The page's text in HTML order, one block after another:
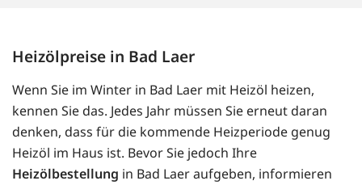
Heizölpreise in Bad Laer
Wenn Sie im Winter in Bad Laer mit Heizöl heizen,
kennen Sie das. Jedes Jahr müssen Sie erneut daran
denken, dass für die kommende Heizperiode genug
Heizöl im Haus ist. Bevor Sie jedoch Ihre
Heizölbestellung in Bad Laer aufgeben, informieren